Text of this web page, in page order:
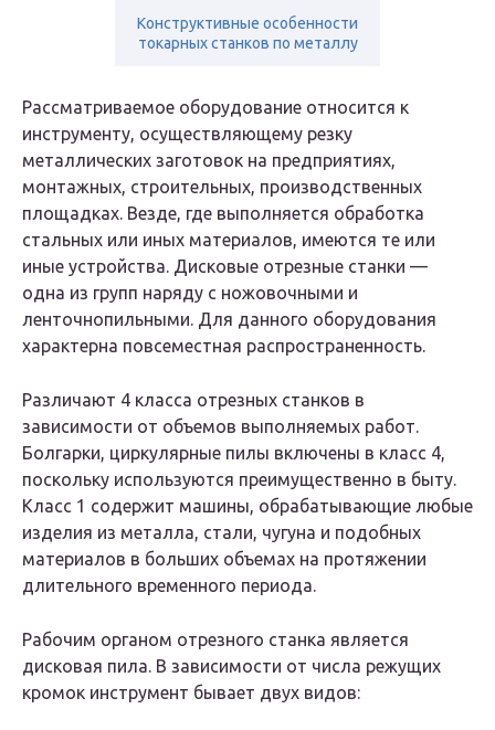
Конструктивные особенности
токарных станков по металлу
Рассматриваемое оборудование относится к
инструменту, осуществляющему резку
металлических заготовок на предприятиях,
монтажных, строительных, производственных
площадках. Везде, где выполняется обработка
стальных или иных материалов, имеются те или
иные устройства. Дисковые отрезные станки —
одна из групп наряду с ножовочными и
ленточнопильными. Для данного оборудования
характерна повсеместная распространенность.
Различают 4 класса отрезных станков в
зависимости от объемов выполняемых работ.
Болгарки, циркулярные пилы включены в класс 4,
поскольку используются преимущественно в быту.
Класс 1 содержит машины, обрабатывающие любые
изделия из металла, стали, чугуна и подобных
материалов в больших объемах на протяжении
длительного временного периода.
Рабочим органом отрезного станка является
дисковая пила. В зависимости от числа режущих
кромок инструмент бывает двух видов: